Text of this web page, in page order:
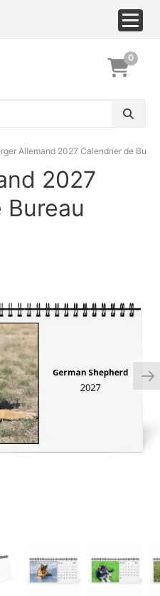
0
Allemand 2027 Calendrier de
2027